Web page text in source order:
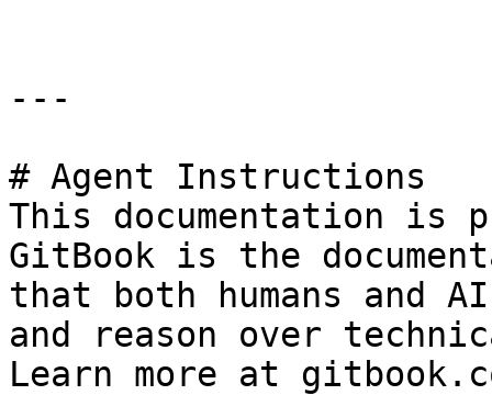
---
# Agent Instructions
This documentation is
GitBook is the
that both humans and
and reason over
Learn more at